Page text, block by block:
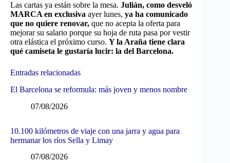
Las cartas ya están sobre la mesa. Julián, como desveló
MARCA en exclusiva ayer lunes, ya ha comunicado
que no quiere renovar, que no acepta la oferta para
mejorar su salario porque su hoja de ruta pasa por vestir
otra elástica el próximo curso. Y la Araña tiene clara
qué camiseta le gustaría lucir: la del Barcelona.
Entradas relacionadas
El Barcelona se reformula: más joven y menos nombre
07/08/2026
10.100 kilómetros de viaje con una jarra y agua para
hermanar los ríos Sella y Limay
07/08/2026